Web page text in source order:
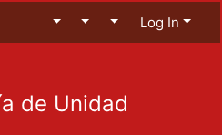
Log In
de Unidad